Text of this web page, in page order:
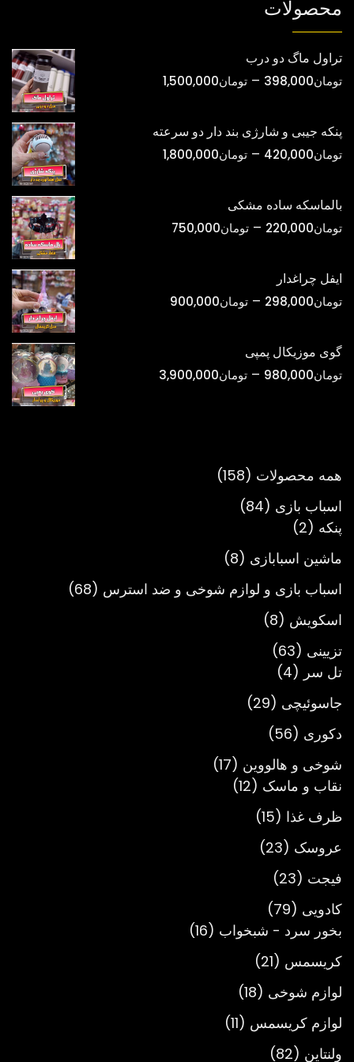
محصولات
تراول ماگ دو درب
تومان398,000
– تومان1,500,000محدوده
پنکه جیبی و شارژی بند دار دو سرعته
تومان420,000
– تومان1,800,000محدوده
تومان420,000
بالماسکه ساده مشکی
تومان220,000
– تومان750,000
تومان750,000
ایفل چراغدار
تومان298,000
– تومان900,000
تومان900,000
گوی موزیکال پمپی
تومان980,000
– تومان3,900,000
همه محصولات
158
158
اسباب بازی 84
84
پنکه 2
2
محصول
ماشین اسبابازی 8
8
اسباب بازی و لوازم شوخی و ضد استرس 68
68
اسکویش 8
8
تزیینی 63
63
محصول
تل سر 4
4
محصول
جاسوئیچی 29
29
دکوری 56
56
محصول
شوخی و هالووین 17
17
نقاب و ماسک 12
12
ظرف غذا 15
15
محصول
عروسک 23
23
فیجت 23
23
محصول
کادویی 79
79
محصول
بخور سرد - شبخواب 16
16
کریسمس 21
21
محصول
لوازم شوخی 18
18
محصول
لوازم کریسمس 11
11
ولنتاین 82
82